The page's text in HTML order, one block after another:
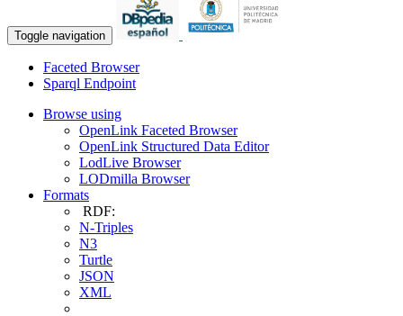
Toggle navigation
Faceted Browser
Sparql Endpoint
Browse using
OpenLink Faceted Browser
OpenLink Structured Data Editor
LodLive Browser
LODmilla Browser
Formats
RDF:
N-Triples
N3
Turtle
JSON
XML